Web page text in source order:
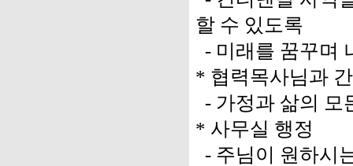
할 수 있도록
- 미래를 꿈꾸며
* 협력목사님과
- 가정과 삶의 모
* 사무실 행정
- 주님이 원하시